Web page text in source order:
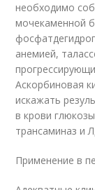
необходимо
мочекаменной
анемией,
Аскорбиновая
искажать
в крови
трансаминаз и
Применение в